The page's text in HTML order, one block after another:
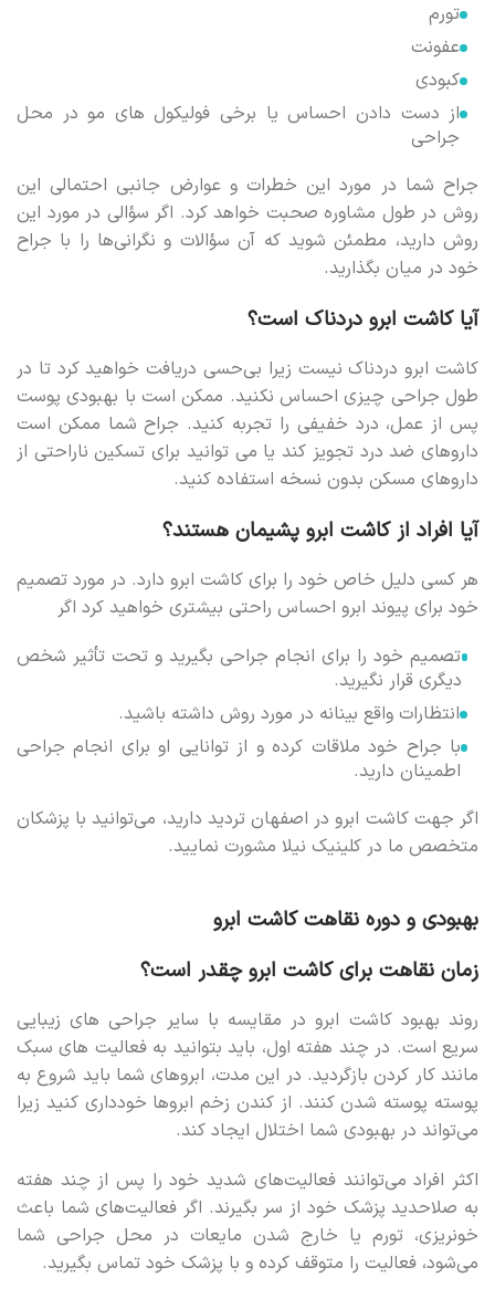
تورم
عفونت
کبودی
از دست دادن احساس یا برخی فولیکول های مو در محل
جراحی
جراح شما در مورد این خطرات و عوارض جانبی احتمالی این
روش در طول مشاوره صحبت خواهد کرد. اگر سؤالی در مورد این
روش دارید، مطمئن شوید که آن سؤالات و نگرانی‌ها را با جراح
خود در میان بگذارید.
آیا کاشت ابرو دردناک است؟
کاشت ابرو دردناک نیست زیرا بی‌حسی دریافت خواهید کرد تا در
طول جراحی چیزی احساس نکنید. ممکن است با بهبودی پوست
پس از عمل، درد خفیفی را تجربه کنید. جراح شما ممکن است
داروهای ضد درد تجویز کند یا می توانید برای تسکین ناراحتی از
داروهای مسکن بدون نسخه استفاده کنید.
آیا افراد از کاشت ابرو پشیمان هستند؟
هر کسی دلیل خاص خود را برای کاشت ابرو دارد. در مورد تصمیم
خود برای پیوند ابرو احساس راحتی بیشتری خواهید کرد اگر
تصمیم خود را برای انجام جراحی بگیرید و تحت تأثیر شخص
دیگری قرار نگیرید.
انتظارات واقع بینانه در مورد روش داشته باشید.
با جراح خود ملاقات کرده و از توانایی او برای انجام جراحی
اطمینان دارید.
اگر جهت کاشت ابرو در اصفهان تردید دارید، می‌توانید با پزشکان
متخصص ما در کلینیک نیلا مشورت نمایید.
بهبودی و دوره نقاهت کاشت ابرو
زمان نقاهت برای کاشت ابرو چقدر است؟
روند بهبود کاشت ابرو در مقایسه با سایر جراحی های زیبایی
سریع است. در چند هفته اول، باید بتوانید به فعالیت های سبک
مانند کار کردن بازگردید. در این مدت، ابروهای شما باید شروع به
پوسته پوسته شدن کنند. از کندن زخم ابروها خودداری کنید زیرا
می‌تواند در بهبودی شما اختلال ایجاد کند.
اکثر افراد می‌توانند فعالیت‌های شدید خود را پس از چند هفته
به صلاحدید پزشک خود از سر بگیرند. اگر فعالیت‌های شما باعث
خونریزی، تورم یا خارج شدن مایعات در محل جراحی شما
می‌شود، فعالیت را متوقف کرده و با پزشک خود تماس بگیرید.